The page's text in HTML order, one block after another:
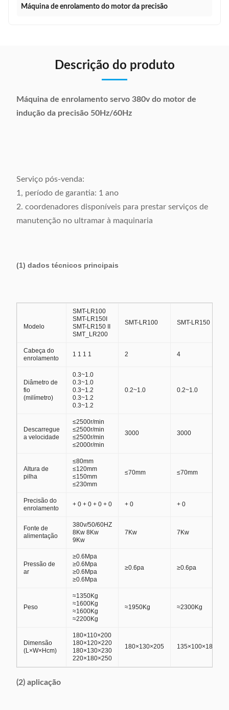
Máquina de enrolamento do motor da precisão
Descrição do produto
Máquina de enrolamento servo 380v do motor de
indução da precisão 50Hz/60Hz
Serviço pós-venda:
1, período de garantia: 1 ano
2. coordenadores disponíveis para prestar serviços de
manutenção no ultramar à maquinaria
(1) dados técnicos principais
Modelo
SMT-LR100
SMT-LR150I
SMT-LR150 II
SMT_LR200
SMT-LR100 SMT-LR150
Cabeça do
enrolamento
1 1 1 1 2 4
Diâmetro de
fio
(milímetro)
0.3~1.0
0.3~1.0
0.3~1.2
0.3~1.2
0.3~1.2
0.2~1.0 0.2~1.0
Descarregue
a velocidade
≤2500r/min
≤2500r/min
≤2500r/min
≤2000r/min
3000 3000
Altura de
pilha
≤80mm
≤120mm
≤150mm
≤230mm
≤70mm ≤70mm
Precisão do
enrolamento
+ 0 + 0 + 0 + 0 + 0 + 0
Fonte de
alimentação
380v/50/60HZ
8Kw 8Kw
9Kw
7Kw 7Kw
Pressão de
ar
≥0.6Mpa
≥0.6Mpa
≥0.6Mpa
≥0.6Mpa
≥0.6pa ≥0.6pa
Peso
≈1350Kg
≈1600Kg
≈1600Kg
≈2200Kg
≈1950Kg ≈2300Kg
Dimensão
(L×W×Hcm)
180×110×200
180×120×220
180×130×230
220×180×250
180×130×205 135×100×180
(2) aplicação